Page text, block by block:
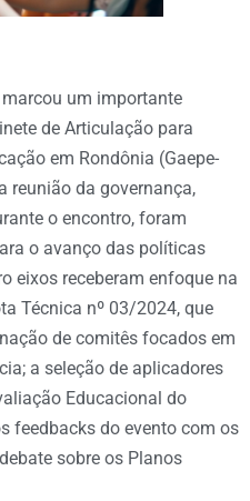
um importante
de Articulação para
em Rondônia (Gaepe-
reunião da governança,
o encontro, foram
o avanço das políticas
eixos receberam enfoque na
Técnica nº 03/2024, que
de comitês focados em
a seleção de aplicadores
Educacional do
feedbacks do evento com os
sobre os Planos